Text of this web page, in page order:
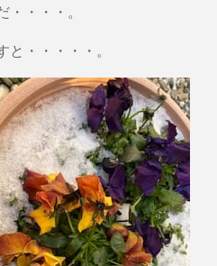
・・・・。
と・・・・・。